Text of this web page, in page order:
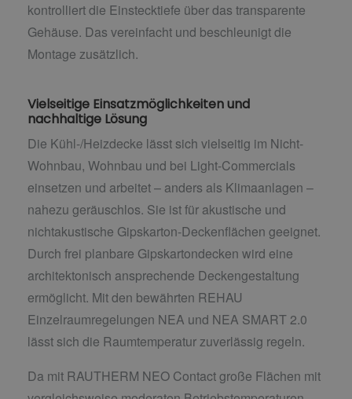
kontrolliert die Einstecktiefe über das transparente
Gehäuse. Das vereinfacht und beschleunigt die
Montage zusätzlich.
Vielseitige Einsatzmöglichkeiten und
nachhaltige Lösung
Die Kühl-/Heizdecke lässt sich vielseitig im Nicht-
Wohnbau, Wohnbau und bei Light-Commercials
einsetzen und arbeitet – anders als Klimaanlagen –
nahezu geräuschlos. Sie ist für akustische und
nichtakustische Gipskarton-Deckenflächen geeignet.
Durch frei planbare Gipskartondecken wird eine
architektonisch ansprechende Deckengestaltung
ermöglicht. Mit den bewährten REHAU
Einzelraumregelungen NEA und NEA SMART 2.0
lässt sich die Raumtemperatur zuverlässig regeln.
Da mit RAUTHERM NEO Contact große Flächen mit